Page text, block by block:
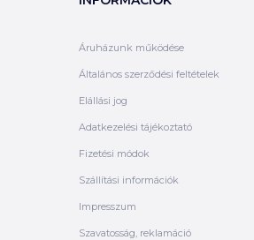
Áruházunk működése
Általános szerződési feltételek
Elállási jog
Adatkezelési tájékoztató
Fizetési módok
Szállítási információk
Impresszum
Szavatosság, reklamáció